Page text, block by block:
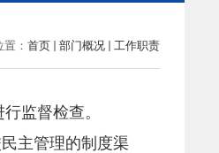
： 首页 部门概况 工作职责
监督检查。
主管理的制度渠